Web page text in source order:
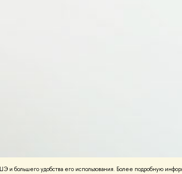
большего удобства его использования. Более подробную